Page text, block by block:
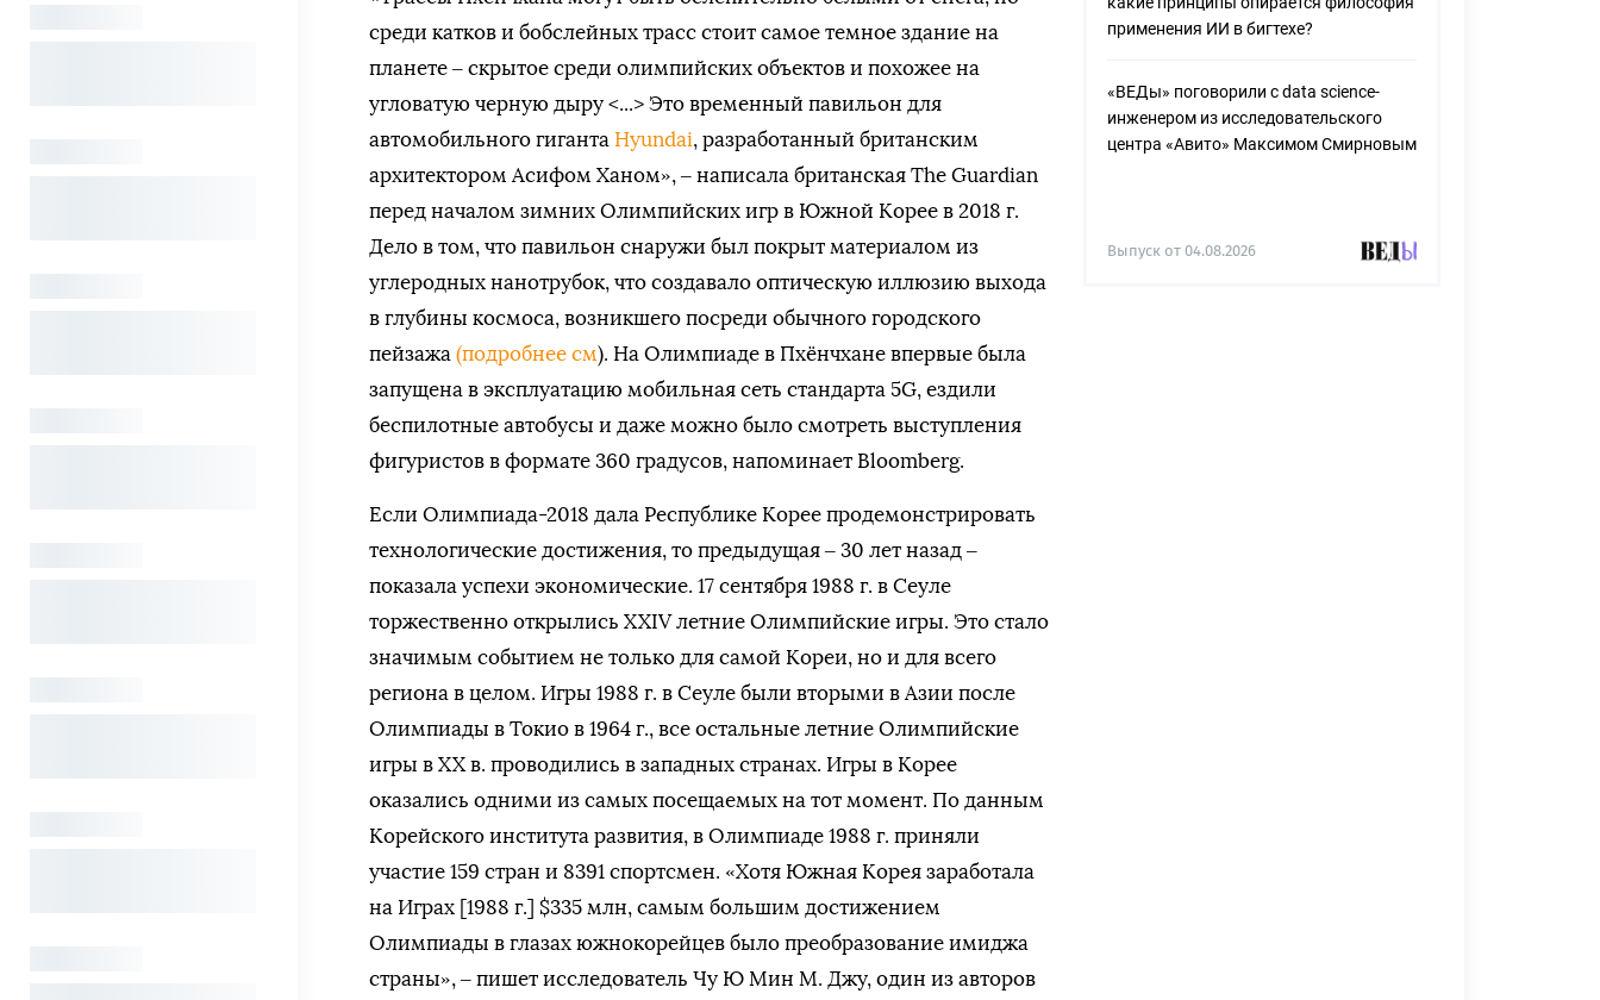
среди катков и бобслейных трасс стоит самое темное здание на
планете – скрытое среди олимпийских объектов и похожее на
угловатую черную дыру <...> Это временный павильон для
автомобильного гиганта Hyundai, разработанный британским
архитектором Асифом Ханом», – написала британская The Guardian
перед началом зимних Олимпийских игр в Южной Корее в 2018 г.
Дело в том, что павильон снаружи был покрыт материалом из
углеродных нанотрубок, что создавало оптическую иллюзию выхода
в глубины космоса, возникшего посреди обычного городского
пейзажа(подробнее см). На Олимпиаде в Пхёнчхане впервые была
запущена в эксплуатацию мобильная сеть стандарта 5G, ездили
беспилотные автобусы и даже можно было смотреть выступления
фигуристов в формате 360 градусов, напоминает Bloomberg.
Если Олимпиада-2018 дала Республике Корее продемонстрировать
технологические достижения, то предыдущая – 30 лет назад –
показала успехи экономические. 17 сентября 1988 г. в Сеуле
торжественно открылись XXIV летние Олимпийские игры. Это стало
значимым событием не только для самой Кореи, но и для всего
региона в целом. Игры 1988 г. в Сеуле были вторыми в Азии после
Олимпиады в Токио в 1964 г., все остальные летние Олимпийские
игры в XX в. проводились в западных странах. Игры в Корее
оказались одними из самых посещаемых на тот момент. По данным
Корейского института развития, в Олимпиаде 1988 г. приняли
участие 159 стран и 8391 спортсмен. «Хотя Южная Корея заработала
на Играх [1988 г.] $335 млн, самым большим достижением
Олимпиады в глазах южнокорейцев было преобразование имиджа
страны», – пишет исследователь Чу Ю Мин М. Джу, один из авторов
применения ИИ в бигтехе?
«ВЕДы» поговорили с data science-
инженером из исследовательского
центра «Авито» Максимом Смирновым
Выпуск от 04.08.2026